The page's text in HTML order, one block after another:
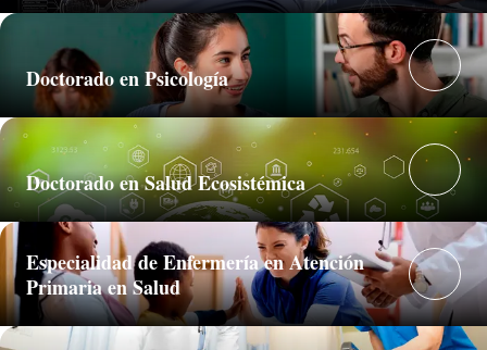
Doctorado en Psicología
Doctorado en Salud Ecosistémica
Especialidad de Enfermería en Atención
Primaria en Salud